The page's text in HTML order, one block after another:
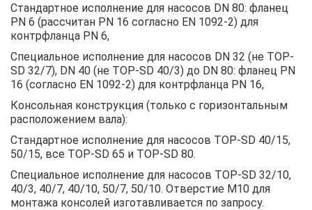
Стандартное исполнение для насосов DN 80: фланец
PN 6 (рассчитан PN 16 согласно EN 1092-2) для
контрфланца PN 6,
Специальное исполнение для насосов DN 32 (не TOP-
SD 32/7), DN 40 (не TOP-SD 40/3) до DN 80: фланец PN
16 (согласно EN 1092-2) для контрфланца PN 16,
Консольная конструкция (только с горизонтальным
расположением вала):
Стандартное исполнение для насосов TOP-SD 40/15,
50/15, все TOP-SD 65 и TOP-SD 80.
Специальное исполнение для насосов TOP-SD 32/10,
40/3, 40/7, 40/10, 50/7, 50/10. Отверстие M10 для
монтажа консолей изготавливается по запросу.